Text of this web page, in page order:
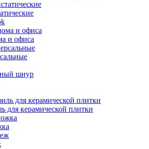
и офиса
шнур
для керамической плитки